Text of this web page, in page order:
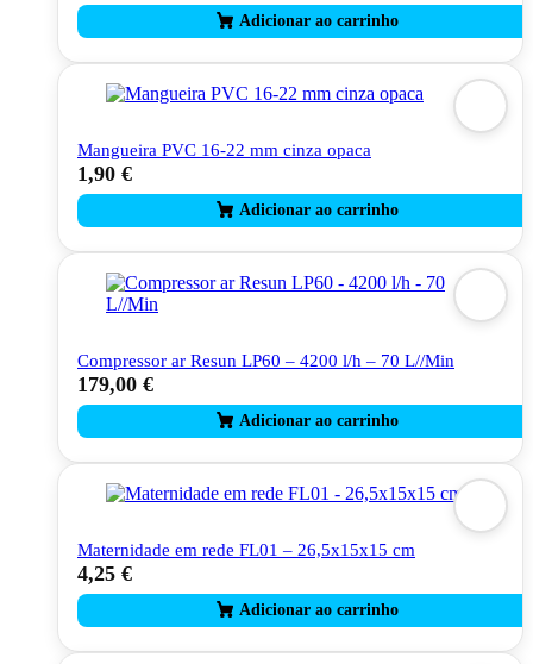
Mangueira PVC 16-22 mm cinza opaca
1,90 €
Compressor ar Resun LP60 – 4200 l/h – 70 L//Min
179,00 €
Maternidade em rede FL01 – 26,5x15x15 cm
4,25 €